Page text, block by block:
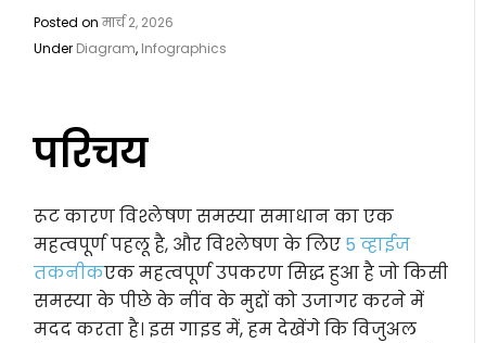
Posted onमार्च 2, 2026
Under Diagram, Infographics
परिचय
रूट कारण विश्लेषण समस्या समाधान का एक
महत्वपूर्ण पहलू है, और विश्लेषण के लिए 5 व्हाईज
तकनीकएक महत्वपूर्ण उपकरण सिद्ध हुआ है जो किसी
समस्या के पीछे के नींव के मुद्दों को उजागर करने में
मदद करता है। इस गाइड में, हम देखेंगे कि विजुअल